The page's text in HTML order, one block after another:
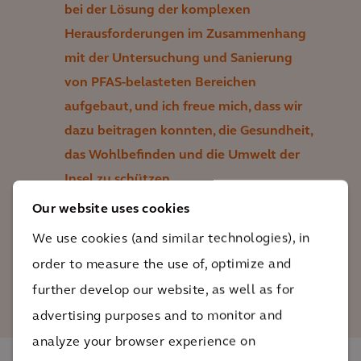
Our website uses cookies
We use cookies (and similar technologies), in
order to measure the use of, optimize and
further develop our website, as well as for
advertising purposes and to monitor and
analyze your browser experience on
bei der Lösung der komplexen
Herausforderungen im Zusammenhang
mit der Untersuchung und Sanierung
von PFAS-belasteten Bereichen
aufgebaut, und ich freue mich, dass wir
dazu beitragen konnten, die Gesundheit,
das Wohlbefinden und die Umwelt der
Insel zu schützen.
James Lemon
Principal Consultant in Site
Evaluation & Restoration bei
Arcadis